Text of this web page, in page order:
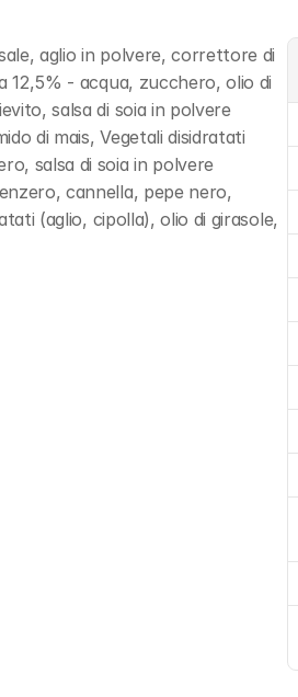
aglio in polvere, correttore di
- acqua, zucchero, olio di
salsa di soia in polvere
di mais, Vegetali disidratati
salsa di soia in polvere
cannella, pepe nero,
(aglio, cipolla), olio di girasole,